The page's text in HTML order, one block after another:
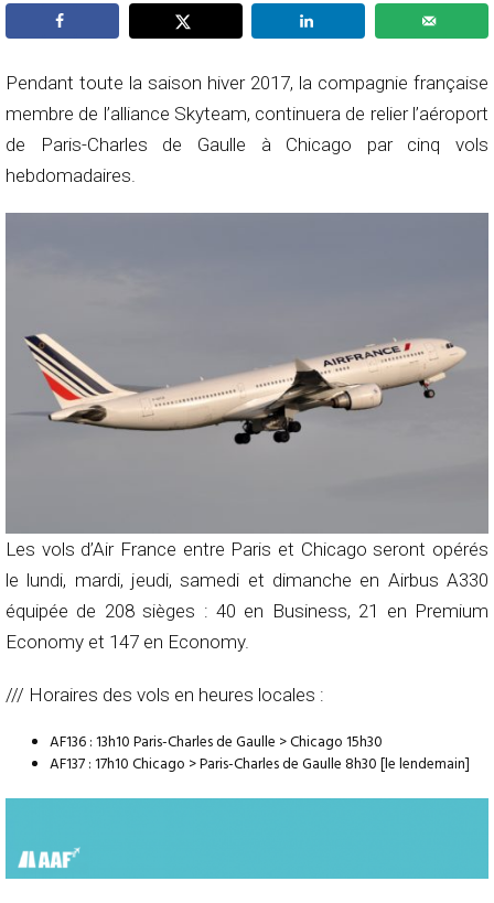
Pendant toute la saison hiver 2017, la compagnie française
membre de l’alliance Skyteam, continuera de relier l’aéroport
de Paris-Charles de Gaulle à Chicago par cinq vols
hebdomadaires.
Les vols d’Air France entre Paris et Chicago seront opérés
le lundi, mardi, jeudi, samedi et dimanche en Airbus A330
équipée de 208 sièges : 40 en Business, 21 en Premium
Economy et 147 en Economy.
/// Horaires des vols en heures locales :
AF136 : 13h10 Paris-Charles de Gaulle > Chicago 15h30
AF137 : 17h10 Chicago > Paris-Charles de Gaulle 8h30 [le lendemain]